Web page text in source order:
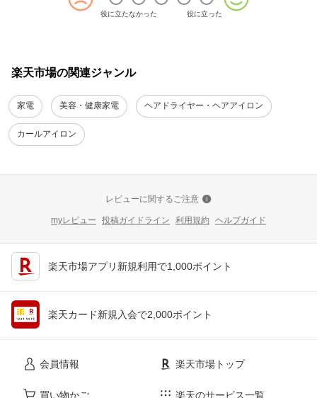
役に立たなかった 役に立った
楽天市場の関連ジャンル
家電 美容・健康家電 ヘアドライヤー・ヘアアイロン
カールアイロン
レビューに関するご注意
myレビュー 投稿ガイドライン 利用規約 ヘルプガイド
楽天市場アプリ新規利用で1,000ポイント
楽天カード新規入会で2,000ポイント
会員情報
買い物かご
楽天市場トップ
楽天のサービス一覧